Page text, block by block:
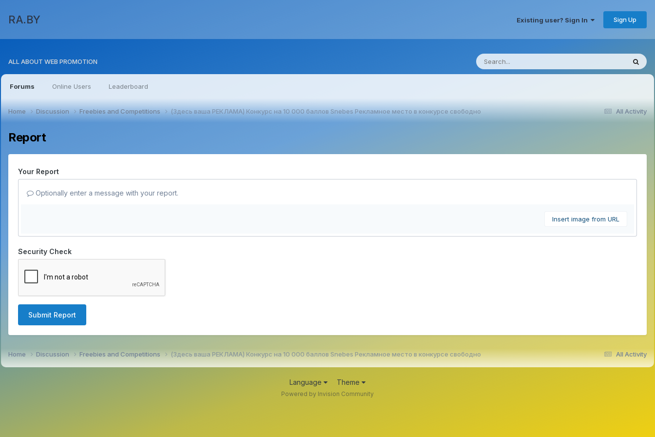
RA.BY Existing user? Sign In Sign Up
ALL ABOUT WEB PROMOTION
Forums Online Users Leaderboard
All Activity
Home Discussion Freebies and Competitions (Здесь ваша РЕКЛАМА) Конкурс на 10 000 баллов Snebes Рекламное место в конкурсе свободно
Report
Your Report
Optionally enter a message with your report.
Insert image from URL
Security Check
Submit Report
All Activity
Home Discussion Freebies and Competitions (Здесь ваша РЕКЛАМА) Конкурс на 10 000 баллов Snebes Рекламное место в конкурсе свободно
Language Theme
Powered by Invision Community